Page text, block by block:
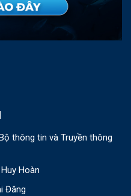
thông tin và Truyền thông
Hoàn
Đăng